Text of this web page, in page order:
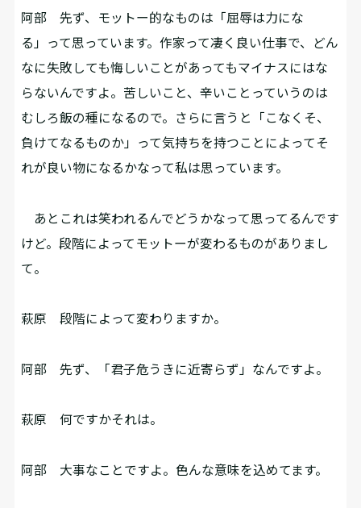
阿部 先ず、モットー的なものは「屈辱は力にな
る」って思っています。作家って凄く良い仕事で、どん
なに失敗しても悔しいことがあってもマイナスにはな
らないんですよ。苦しいこと、辛いことっていうのは
むしろ飯の種になるので。さらに言うと「こなくそ、
負けてなるものか」って気持ちを持つことによってそ
れが良い物になるかなって私は思っています。
あとこれは笑われるんでどうかなって思ってるんです
けど。段階によってモットーが変わるものがありまし
て。
萩原 段階によって変わりますか。
阿部 先ず、「君子危うきに近寄らず」なんですよ。
萩原 何ですかそれは。
阿部 大事なことですよ。色んな意味を込めてます。